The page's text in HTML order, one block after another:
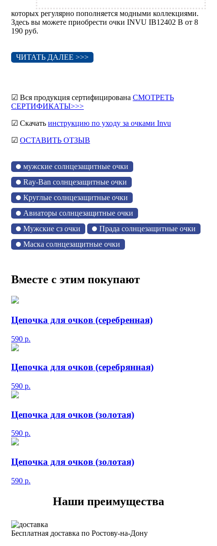
которых регулярно пополняется модными коллекциями.
Здесь вы можете приобрести очки INVU IB12402 B от 8
190 руб.
ЧИТАТЬ ДАЛЕЕ >>>
☑ Вся продукция сертифицирована СМОТРЕТЬ
СЕРТИФИКАТЫ>>>
☑ Скачать инструкцию по уходу за очками Invu
☑ ОСТАВИТЬ ОТЗЫВ
мужские солнцезащитные очки
Ray-Ban солнцезащитные очки
Круглые солнцезащитные очки
Авиаторы солнцезащитные очки
Мужские сз очки
Прада солнцезащитные очки
Маска солнцезащитные очки
Вместе с этим покупают
Цепочка для очков (серебренная)
590 р.
Цепочка для очков (серебрянная)
590 р.
Цепочка для очков (золотая)
590 р.
Цепочка для очков (золотая)
590 р.
Наши преимущества
Бесплатная доставка по Ростову-на-Дону